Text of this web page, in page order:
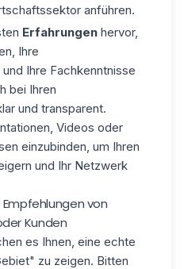
anführen.
Erfahrungen hervor,
Ihre
Ihre Fachkenntnisse
bei Ihren
und transparent.
Videos oder
einzubinden, um Ihren
und Ihr Netzwerk
von
Kunden
es Ihnen, eine echte
zu zeigen. Bitten